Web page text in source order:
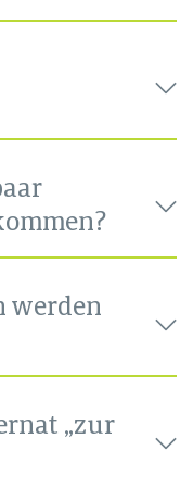
werden
„zur